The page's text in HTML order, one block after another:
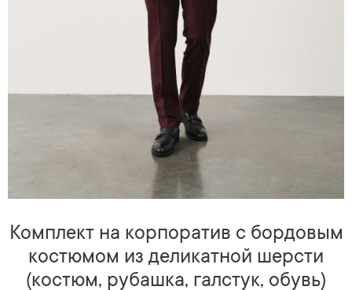
Комплект на корпоратив с бордовым
костюмом из деликатной шерсти
(костюм, рубашка, галстук, обувь)